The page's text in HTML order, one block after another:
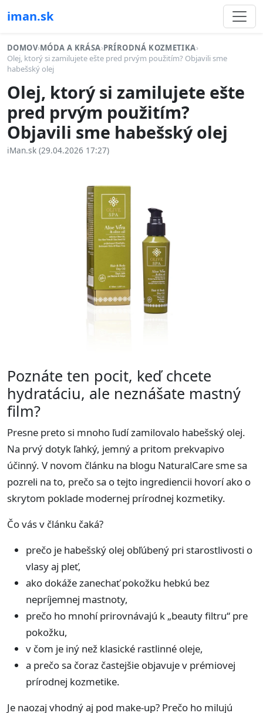
iman.sk
DOMOV›MÓDA A KRÁSA›PRÍRODNÁ KOZMETIKA›
Olej, ktorý si zamilujete ešte pred prvým použitím? Objavili sme
habešský olej
Olej, ktorý si zamilujete ešte
pred prvým použitím?
Objavili sme habešský olej
iMan.sk (29.04.2026 17:27)
Poznátе ten pocit, keď chcete
hydratáciu, ale neznášate mastný
film?
Presne preto si mnoho ľudí zamilovalo habešský olej.
Na prvý dotyk ľahký, jemný a pritom prekvapivo
účinný. V novom článku na blogu NaturalCare sme sa
pozreli na to, prečo sa o tejto ingrediencii hovorí ako o
skrytom poklade modernej prírodnej kozmetiky.
Čo vás v článku čaká?
prečo je habešský olej obľúbený pri starostlivosti o
vlasy aj pleť,
ako dokáže zanechať pokožku hebkú bez
nepríjemnej mastnoty,
prečo ho mnohí prirovnávajú k „beauty filtru“ pre
pokožku,
v čom je iný než klasické rastlinné oleje,
a prečo sa čoraz častejšie objavuje v prémiovej
prírodnej kozmetike.
Je naozaj vhodný aj pod make-up? Prečo ho milujú